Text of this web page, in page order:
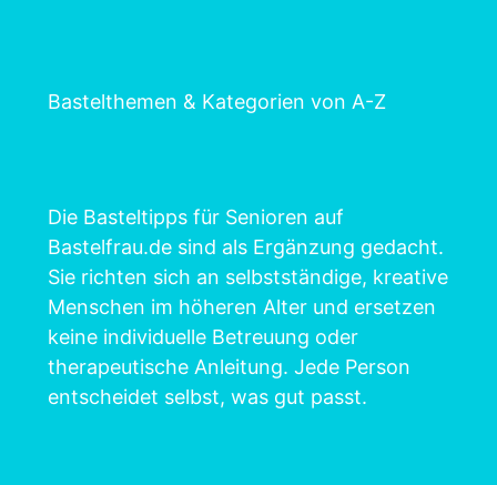
Bastelthemen & Kategorien von A-Z
Die Basteltipps für Senioren auf
Bastelfrau.de sind als Ergänzung gedacht.
Sie richten sich an selbstständige, kreative
Menschen im höheren Alter und ersetzen
keine individuelle Betreuung oder
therapeutische Anleitung. Jede Person
entscheidet selbst, was gut passt.